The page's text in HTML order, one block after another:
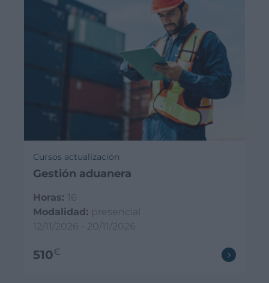
Cursos actualización
Gestión aduanera
Horas:
16
Modalidad: presencial
12/11/2026 - 20/11/2026
510€